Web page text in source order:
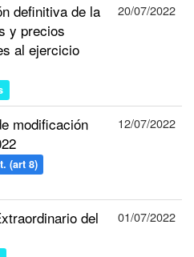
definitiva de la
y precios
al ejercicio
20/07/2022
modificación
(art 8)
12/07/2022
del
01/07/2022